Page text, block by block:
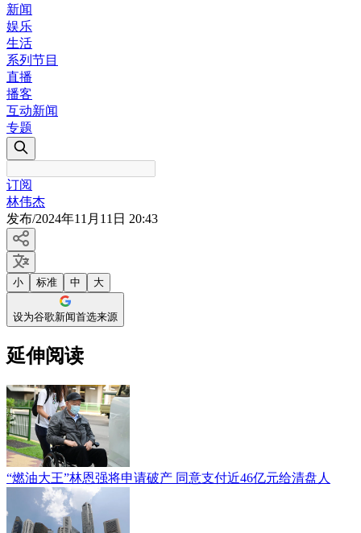
新闻
娱乐
生活
系列节目
直播
播客
互动新闻
专题
订阅
林伟杰
发布/2024年11月11日 20:43
小 标准 中 大
设为谷歌新闻首选来源
延伸阅读
“燃油大王”林恩强将申请破产 同意支付近46亿元给清盘人